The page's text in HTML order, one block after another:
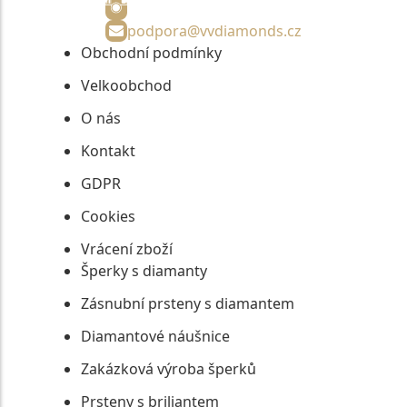
podpora@vvdiamonds.cz
Obchodní podmínky
Velkoobchod
O nás
Kontakt
GDPR
Cookies
Vrácení zboží
Šperky s diamanty
Zásnubní prsteny s diamantem
Diamantové náušnice
Zakázková výroba šperků
Prsteny s briliantem